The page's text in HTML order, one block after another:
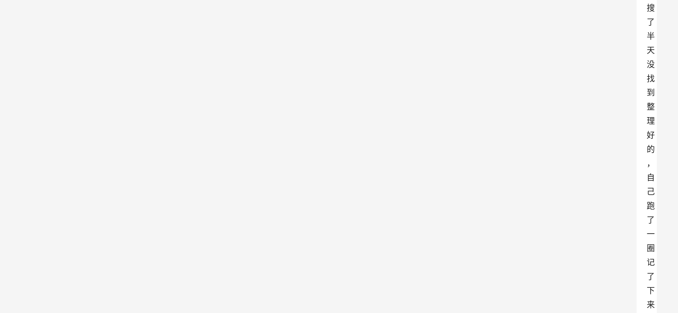
搜
了
半
天
没
找
到
整
理
好
的
，
自
己
跑
了
一
圈
记
了
下
来